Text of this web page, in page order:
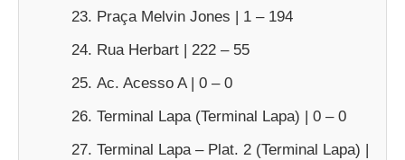
Praça Melvin Jones | 1 – 194
Rua Herbart | 222 – 55
Ac. Acesso A | 0 – 0
Terminal Lapa (Terminal Lapa) | 0 – 0
Terminal Lapa – Plat. 2 (Terminal Lapa) |